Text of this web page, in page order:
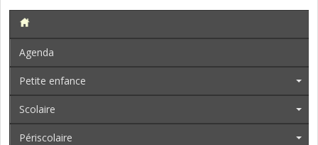
Agenda
Petite enfance
Scolaire
Périscolaire